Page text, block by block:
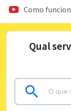
Como
Qual